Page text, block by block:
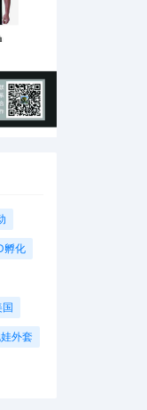
孵化
国
外套